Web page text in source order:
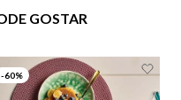
GOSTAR
-60%